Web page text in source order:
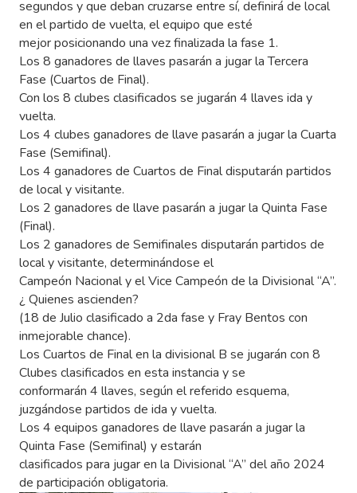
segundos y que deban cruzarse entre sí, definirá de local
en el partido de vuelta, el equipo que esté
mejor posicionando una vez finalizada la fase 1.
Los 8 ganadores de llaves pasarán a jugar la Tercera
Fase (Cuartos de Final).
Con los 8 clubes clasificados se jugarán 4 llaves ida y
vuelta.
Los 4 clubes ganadores de llave pasarán a jugar la Cuarta
Fase (Semifinal).
Los 4 ganadores de Cuartos de Final disputarán partidos
de local y visitante.
Los 2 ganadores de llave pasarán a jugar la Quinta Fase
(Final).
Los 2 ganadores de Semifinales disputarán partidos de
local y visitante, determinándose el
Campeón Nacional y el Vice Campeón de la Divisional “A”.
¿ Quienes ascienden?
(18 de Julio clasificado a 2da fase y Fray Bentos con
inmejorable chance).
Los Cuartos de Final en la divisional B se jugarán con 8
Clubes clasificados en esta instancia y se
conformarán 4 llaves, según el referido esquema,
juzgándose partidos de ida y vuelta.
Los 4 equipos ganadores de llave pasarán a jugar la
Quinta Fase (Semifinal) y estarán
clasificados para jugar en la Divisional “A” del año 2024
de participación obligatoria.